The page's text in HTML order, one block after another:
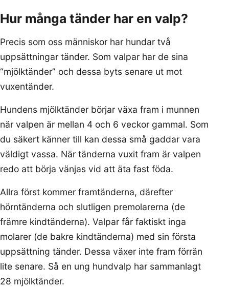
Hur många tänder har en valp?
Precis som oss människor har hundar två
uppsättningar tänder. Som valpar har de sina
“mjölktänder” och dessa byts senare ut mot
vuxentänder.
Hundens mjölktänder börjar växa fram i munnen
när valpen är mellan 4 och 6 veckor gammal. Som
du säkert känner till kan dessa små gaddar vara
väldigt vassa. När tänderna vuxit fram är valpen
redo att börja vänjas vid att äta fast föda.
Allra först kommer framtänderna, därefter
hörntänderna och slutligen premolarerna (de
främre kindtänderna). Valpar får faktiskt inga
molarer (de bakre kindtänderna) med sin första
uppsättning tänder. Dessa växer inte fram förrän
lite senare. Så en ung hundvalp har sammanlagt
28 mjölktänder.